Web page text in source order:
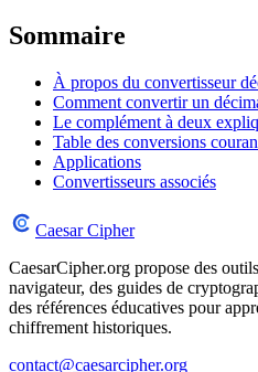
Sommaire
À propos du convertisseur
Comment convertir un
Le complément à deux
Table des conversions
Applications
Convertisseurs associés
Caesar Cipher
CaesarCipher.org propose des
navigateur, des guides de
des références éducatives pour
chiffrement historiques.
contact@caesarcipher.org